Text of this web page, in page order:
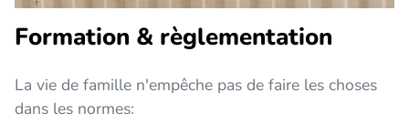
Formation & règlementation
La vie de famille n'empêche pas de faire les choses
dans les normes: